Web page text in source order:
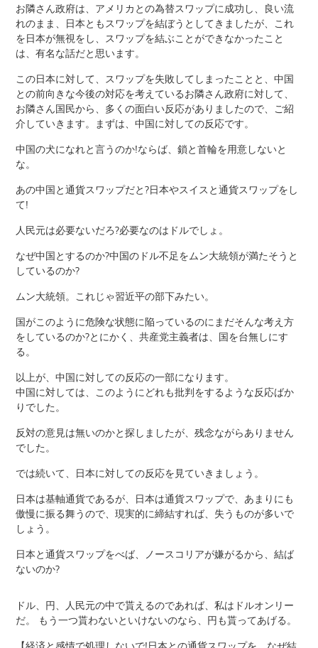
お隣さん政府は、アメリカとの為替スワップに成功し、良い流
れのまま、日本ともスワップを結ぼうとしてきましたが、これ
を日本が無視をし、スワップを結ぶことができなかったこと
は、有名な話だと思います。
この日本に対して、スワップを失敗してしまったことと、中国
との前向きな今後の対応を考えているお隣さん政府に対して、
お隣さん国民から、多くの面白い反応がありましたので、ご紹
介していきます。まずは、中国に対しての反応です。
中国の犬になれと言うのか!ならば、鎖と首輪を用意しないと
な。
あの中国と通貨スワップだと?日本やスイスと通貨スワップをし
て!
人民元は必要ないだろ?必要なのはドルでしょ。
なぜ中国とするのか?中国のドル不足をムン大統領が満たそうと
しているのか?
ムン大統領。これじゃ習近平の部下みたい。
国がこのように危険な状態に陥っているのにまだそんな考え方
をしているのか?とにかく、共産党主義者は、国を台無しにす
る。
以上が、中国に対しての反応の一部になります。
中国に対しては、このようにどれも批判をするような反応ばか
りでした。
反対の意見は無いのかと探しましたが、残念ながらありません
でした。
では続いて、日本に対しての反応を見ていきましょう。
日本は基軸通貨であるが、日本は通貨スワップで、あまりにも
傲慢に振る舞うので、現実的に締結すれば、失うものが多いで
しょう。
日本と通貨スワップをべば、ノースコリアが嫌がるから、結ば
ないのか?
ドル、円、人民元の中で貰えるのであれば、私はドルオンリー
だ。 もう一つ貰わないといけないのなら、円も貰ってあげる。